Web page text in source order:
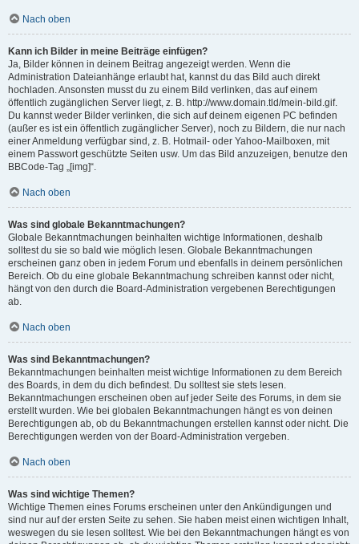
Nach oben
Kann ich Bilder in meine Beiträge einfügen?
Ja, Bilder können in deinem Beitrag angezeigt werden. Wenn die
Administration Dateianhänge erlaubt hat, kannst du das Bild auch direkt
hochladen. Ansonsten musst du zu einem Bild verlinken, das auf einem
öffentlich zugänglichen Server liegt, z. B. http://www.domain.tld/mein-bild.gif.
Du kannst weder Bilder verlinken, die sich auf deinem eigenen PC befinden
(außer es ist ein öffentlich zugänglicher Server), noch zu Bildern, die nur nach
einer Anmeldung verfügbar sind, z. B. Hotmail- oder Yahoo-Mailboxen, mit
einem Passwort geschützte Seiten usw. Um das Bild anzuzeigen, benutze den
BBCode-Tag „[img]“.
Nach oben
Was sind globale Bekanntmachungen?
Globale Bekanntmachungen beinhalten wichtige Informationen, deshalb
solltest du sie so bald wie möglich lesen. Globale Bekanntmachungen
erscheinen ganz oben in jedem Forum und ebenfalls in deinem persönlichen
Bereich. Ob du eine globale Bekanntmachung schreiben kannst oder nicht,
hängt von den durch die Board-Administration vergebenen Berechtigungen
ab.
Nach oben
Was sind Bekanntmachungen?
Bekanntmachungen beinhalten meist wichtige Informationen zu dem Bereich
des Boards, in dem du dich befindest. Du solltest sie stets lesen.
Bekanntmachungen erscheinen oben auf jeder Seite des Forums, in dem sie
erstellt wurden. Wie bei globalen Bekanntmachungen hängt es von deinen
Berechtigungen ab, ob du Bekanntmachungen erstellen kannst oder nicht. Die
Berechtigungen werden von der Board-Administration vergeben.
Nach oben
Was sind wichtige Themen?
Wichtige Themen eines Forums erscheinen unter den Ankündigungen und
sind nur auf der ersten Seite zu sehen. Sie haben meist einen wichtigen Inhalt,
weswegen du sie lesen solltest. Wie bei den Bekanntmachungen hängt es von